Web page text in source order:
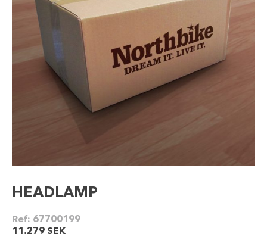
HEADLAMP
Ref: 67700199
11.279 SEK